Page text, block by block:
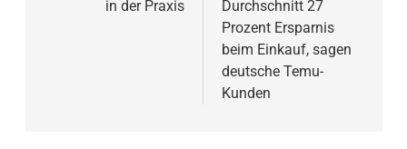
in der Praxis
Durchschnitt 27
Prozent Ersparnis
beim Einkauf, sagen
deutsche Temu-
Kunden